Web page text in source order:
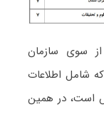
از سوی سازمان
که شامل اطلاعات
است، در همین